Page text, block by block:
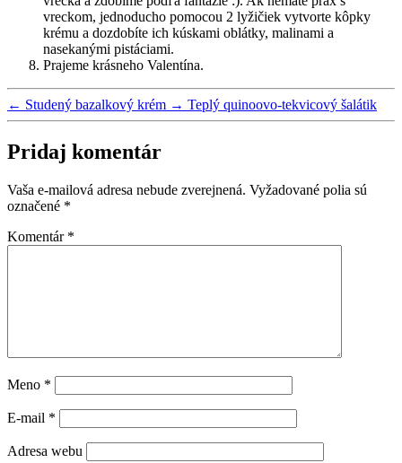
vreckom, jednoducho pomocou 2 lyžičiek vytvorte kôpky
krému a dozdobíte ich kúskami oblátky, malinami a
nasekanými pistáciami.
Prajeme krásneho Valentína.
← Studený bazalkový krém → Teplý quinoovo-tekvicový šalátik
Pridaj komentár
Vaša e-mailová adresa nebude zverejnená. Vyžadované polia sú
označené *
Komentár *
Meno *
E-mail *
Adresa webu